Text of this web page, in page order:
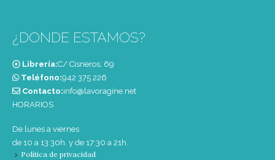
¿DONDE ESTAMOS?
Librería:C/ Cisneros, 69
Teléfono:‭942 375 226‬
Contacto:info@lavoragine.net
HORARIOS
De lunes a viernes
de 10 a 13:30h. y de 17:30 a 21h.
Política de privacidad